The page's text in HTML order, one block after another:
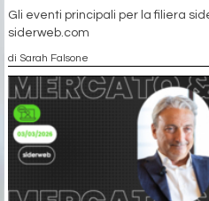
Gli eventi principali per la filiera
siderweb.com
di Sarah Falsone